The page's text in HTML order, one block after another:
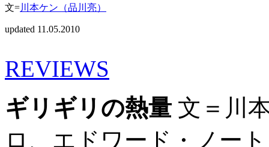
文=川本ケン（品川亮）
updated 11.05.2010
REVIEWS
ギリギリの熱量 文＝川
ロ、エドワード・ノー